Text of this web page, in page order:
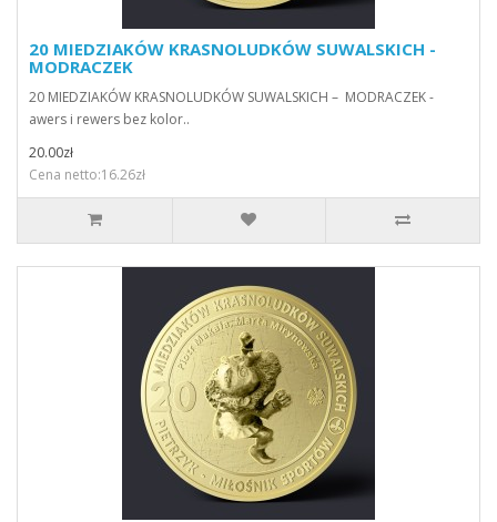
20 MIEDZIAKÓW KRASNOLUDKÓW SUWALSKICH -
MODRACZEK
20 MIEDZIAKÓW KRASNOLUDKÓW SUWALSKICH – MODRACZEK -
awers i rewers bez kolor..
20.00zł
Cena netto:16.26zł